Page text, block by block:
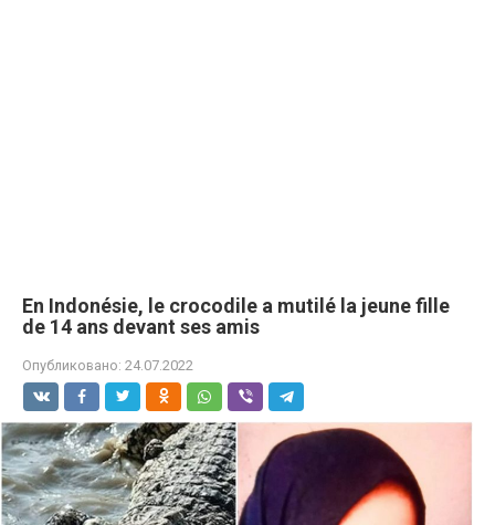
En Indonésie, le crocodile a mutilé la jeune fille
de 14 ans devant ses amis
Опубликовано: 24.07.2022